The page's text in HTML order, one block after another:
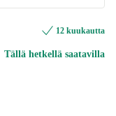
+10 €
12 kuukautta
Tällä hetkellä saatavilla